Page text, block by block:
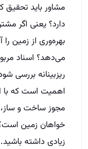
مشاور باید
دارد؟ یعنی اگر
بهره‌وری از زمین را
می‌دهد؟ اسناد
ریزبینانه بررسی
اهمیت است که با
مجوز ساخت و
خواهان زمین
زیادی داشته باشید.